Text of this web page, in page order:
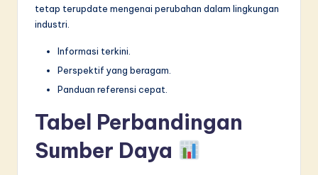
tetap terupdate mengenai perubahan dalam lingkungan
industri.
Informasi terkini.
Perspektif yang beragam.
Panduan referensi cepat.
Tabel Perbandingan
Sumber Daya